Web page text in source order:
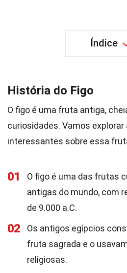
Índice
História do Figo
O figo é uma fruta antiga,
curiosidades. Vamos
interessantes sobre essa
01
O figo é uma das frutas
antigas do mundo, com
de 9.000 a.C.
02
Os antigos egípcios
fruta sagrada e o
religiosas.